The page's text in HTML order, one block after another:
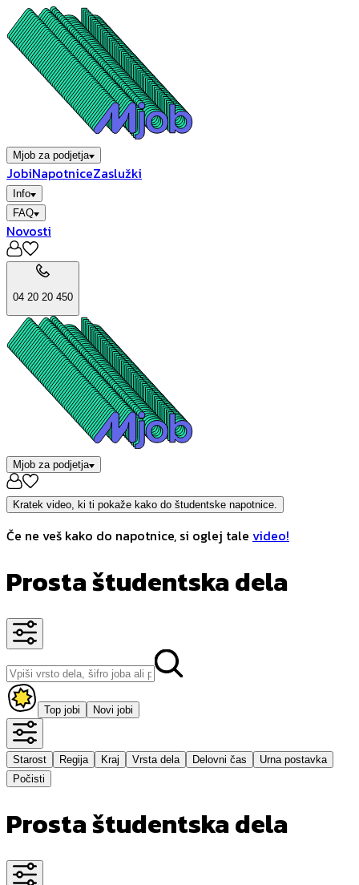
Mjob za podjetja
JobiNapotniceZaslužki
Info
FAQ
Novosti
04 20 20 450
Mjob za podjetja
Kratek video, ki ti pokaže kako do študentske napotnice.
Če ne veš kako do napotnice, si oglej tale video!
Prosta študentska dela
Top jobi Novi jobi
Starost Regija Kraj Vrsta dela Delovni čas
Urna postavka
Počisti
Prosta študentska dela